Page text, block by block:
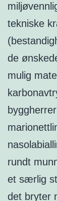
tekniske
de
mulig
rundt
et særlig
det bryter